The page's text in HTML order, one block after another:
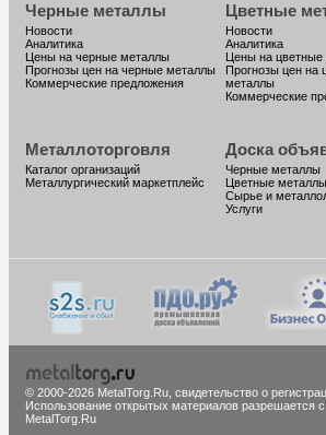
Черные металлы
Новости
Аналитика
Цены на черные металлы
Прогнозы цен на черные металлы
Коммерческие предложения
Цветные
Новости
Аналитика
Цены на
Прогнозы цен на
металлы
Коммерческие
Металлоторговля
Каталог организаций
Металлургический маркетплейс
Доска
Черные металлы
Цветные металлы
Сырье и
Услуги
© 2000-2026 MetalTorg.Ru, cвидетельство о
Использование открытых материалов разрешается
MetalTorg.Ru